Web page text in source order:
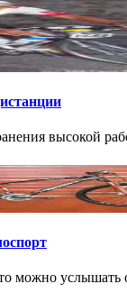
высокой
можно услышать